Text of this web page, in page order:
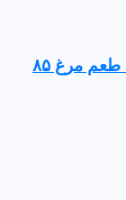
پوچ گربه رویال کنین مدل Kitten در ژله طعم مرغ ۸۵